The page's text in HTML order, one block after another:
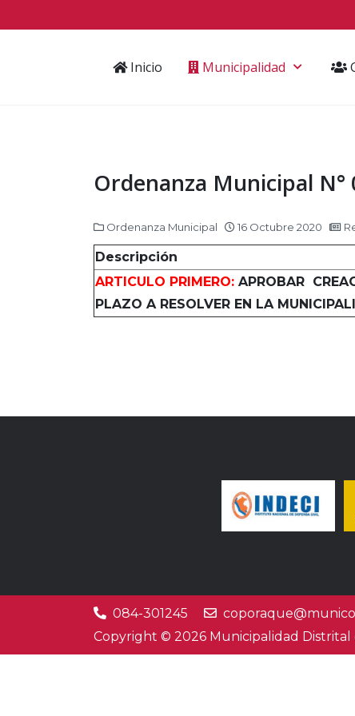
Inicio Municipalidad
Ordenanza Municipal N°
Ordenanza Municipal 16 Octubre 2020
Descripción
ARTICULO PRIMERO: APROBAR
PLAZO A RESOLVER EN LA
084-301245
Copyright © 2026 Municipalidad Distrital